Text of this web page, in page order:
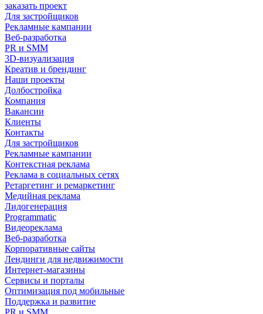
заказать проект
Для застройщиков
Рекламные кампании
Веб-разработка
PR и SMM
3D-визуализация
Креатив и брендинг
Наши проекты
Долбостройка
Компания
Вакансии
Клиенты
Контакты
Для застройщиков
Рекламные кампании
Контекстная реклама
Реклама в социальных сетях
Ретаргетинг и ремаркетинг
Медийная реклама
Лидогенерация
Programmatic
Видеореклама
Веб-разработка
Корпоративные сайты
Лендинги для недвижимости
Интернет-магазины
Сервисы и порталы
Оптимизация под мобильные
Поддержка и развитие
PR и SMM